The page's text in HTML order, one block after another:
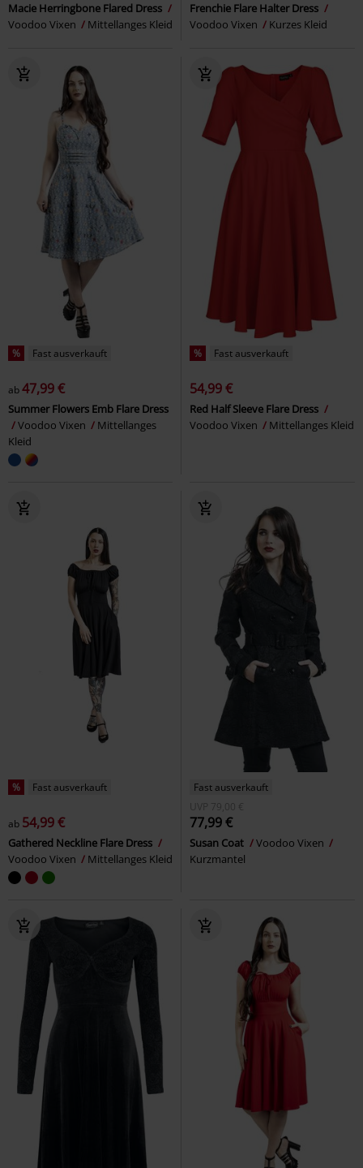
Macie Herringbone Flared Dress
Voodoo Vixen
Mittellanges Kleid
Frenchie Flare Halter Dress
Voodoo Vixen
Kurzes Kleid
% Fast ausverkauft
ab47,99 €
Summer Flowers Emb Flare Dress
Voodoo Vixen
Mittellanges
Kleid
% Fast ausverkauft
54,99 €
Red Half Sleeve Flare Dress
Voodoo Vixen
Mittellanges Kleid
% Fast ausverkauft
ab 54,99 €
Gathered Neckline Flare Dress
Voodoo Vixen
Mittellanges Kleid
Fast ausverkauft
UVP
79,00 €
77,99 €
Susan Coat
Voodoo Vixen
Kurzmantel